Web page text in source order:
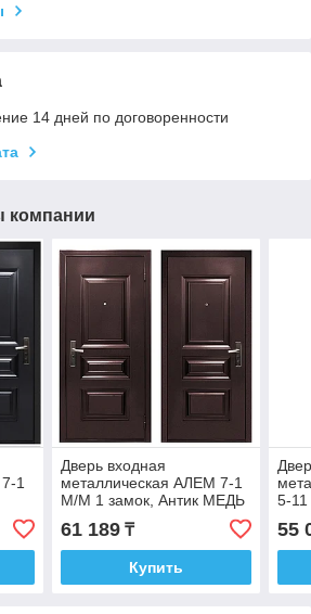
14 дней по договоренности
компании
1
Дверь входная
металлическая АЛЕМ 7-1
М/М 1 замок, Антик МЕДЬ
61 189₸
Купить
5-
55